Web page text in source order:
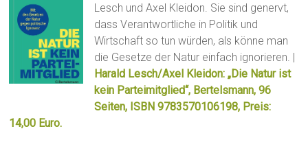
Lesch und Axel Kleidon. Sie sind genervt,
dass Verantwortliche in Politik und
Wirtschaft so tun würden, als könne man
die Gesetze der Natur einfach ignorieren. |
Harald Lesch/Axel Kleidon: „Die Natur ist
kein Parteimitglied“, Bertelsmann, 96
Seiten, ISBN 9783570106198, Preis:
14,00 Euro.